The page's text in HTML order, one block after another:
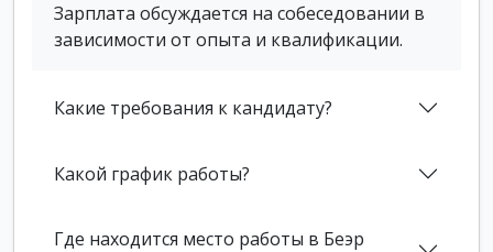
Зарплата обсуждается на собеседовании в
зависимости от опыта и квалификации.
Какие требования к кандидату?
Какой график работы?
Где находится место работы в Беэр